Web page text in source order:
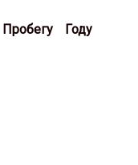
Пробегу
Году